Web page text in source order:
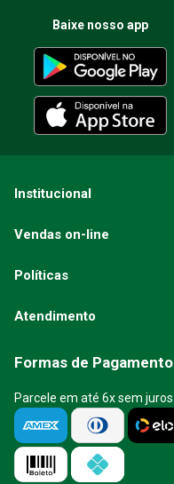
Escreva uma
ENVIAR
Baixe nosso app
Institucional
Vendas on-line
Políticas
Atendimento
Formas de Pagamento
Parcele em até 6x sem